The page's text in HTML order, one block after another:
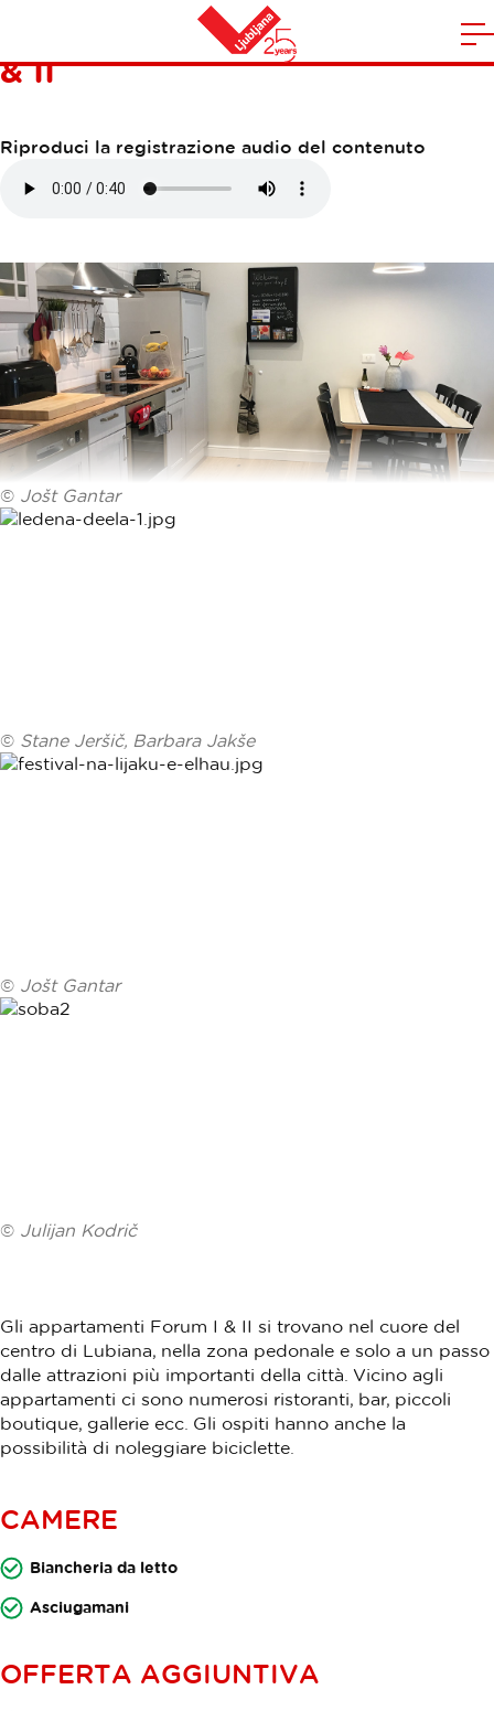
Casa
la
APPARTAMENTI FORUM I
& II
Riproduci la registrazione audio del contenuto
© Jošt Gantar
© Stane Jeršič, Barbara Jakše
© Jošt Gantar
© Julijan Kodrič
Gli appartamenti Forum I & II si trovano nel cuore del
centro di Lubiana, nella zona pedonale e solo a un passo
dalle attrazioni più importanti della città. Vicino agli
appartamenti ci sono numerosi ristoranti, bar, piccoli
boutique, gallerie ecc. Gli ospiti hanno anche la
possibilità di noleggiare biciclette.
CAMERE
Biancheria da letto
Asciugamani
OFFERTA AGGIUNTIVA